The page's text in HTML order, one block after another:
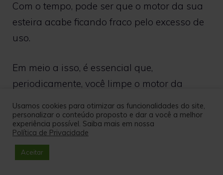
Com o tempo, pode ser que o motor da sua
esteira acabe ficando fraco pelo excesso de
uso.
Em meio a isso, é essencial que,
periodicamente, você limpe o motor da
Contudo, por se tratar de uma parte
delicada, o que mais sugerimos é que você
contrate um profissional para conseguir
Usamos cookies para otimizar as funcionalidades do site,
personalizar o conteúdo proposto e dar a você a melhor
experiência possível. Saiba mais em nossa
Política de Privacidade
Aceitar